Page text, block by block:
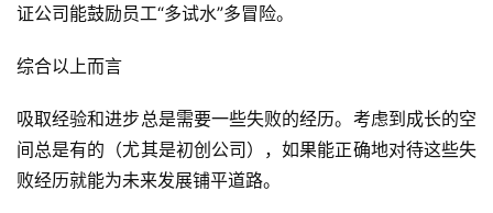
站
文
(
中
证公司能鼓励员工“多试水”多冒险。
综合以上而言
吸取经验和进步总是需要一些失败的经历。考虑到成长的空
间总是有的（尤其是初创公司），如果能正确地对待这些失
败经历就能为未来发展铺平道路。